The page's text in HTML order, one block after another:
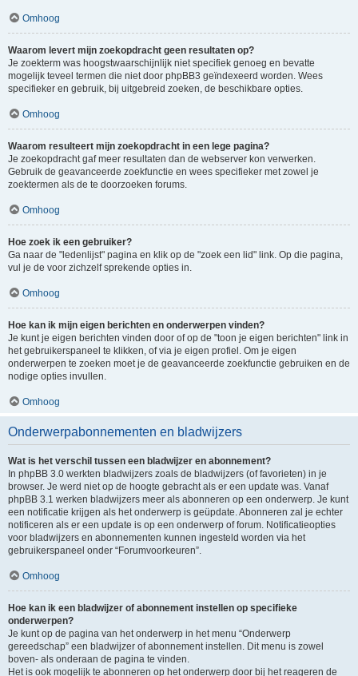
Omhoog
Waarom levert mijn zoekopdracht geen resultaten op?
Je zoekterm was hoogstwaarschijnlijk niet specifiek genoeg en bevatte
mogelijk teveel termen die niet door phpBB3 geïndexeerd worden. Wees
specifieker en gebruik, bij uitgebreid zoeken, de beschikbare opties.
Omhoog
Waarom resulteert mijn zoekopdracht in een lege pagina?
Je zoekopdracht gaf meer resultaten dan de webserver kon verwerken.
Gebruik de geavanceerde zoekfunctie en wees specifieker met zowel je
zoektermen als de te doorzoeken forums.
Omhoog
Hoe zoek ik een gebruiker?
Ga naar de "ledenlijst" pagina en klik op de "zoek een lid" link. Op die pagina,
vul je de voor zichzelf sprekende opties in.
Omhoog
Hoe kan ik mijn eigen berichten en onderwerpen vinden?
Je kunt je eigen berichten vinden door of op de "toon je eigen berichten" link in
het gebruikerspaneel te klikken, of via je eigen profiel. Om je eigen
onderwerpen te zoeken moet je de geavanceerde zoekfunctie gebruiken en de
nodige opties invullen.
Omhoog
Onderwerpabonnementen en bladwijzers
Wat is het verschil tussen een bladwijzer en abonnement?
In phpBB 3.0 werkten bladwijzers zoals de bladwijzers (of favorieten) in je
browser. Je werd niet op de hoogte gebracht als er een update was. Vanaf
phpBB 3.1 werken bladwijzers meer als abonneren op een onderwerp. Je kunt
een notificatie krijgen als het onderwerp is geüpdate. Abonneren zal je echter
notificeren als er een update is op een onderwerp of forum. Notificatieopties
voor bladwijzers en abonnementen kunnen ingesteld worden via het
gebruikerspaneel onder “Forumvoorkeuren”.
Omhoog
Hoe kan ik een bladwijzer of abonnement instellen op specifieke
onderwerpen?
Je kunt op de pagina van het onderwerp in het menu “Onderwerp
gereedschap” een bladwijzer of abonnement instellen. Dit menu is zowel
boven- als onderaan de pagina te vinden.
Het is ook mogelijk te abonneren op het onderwerp door bij het reageren de